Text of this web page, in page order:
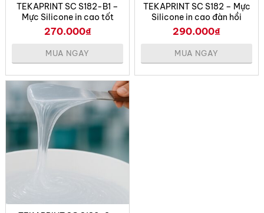
Độ nhớt
[7/0.5 rpm], 25°C)
pH: Không áp dụng
Tỷ trọng : 1.05 – 1.15 g/cm³
Độ cứng (Shore A) : 15 ± 2
Độ bền kéo : ≥ 8.0 MPa
TEKAPRINT SC S182-B1 –
Mực Silicone in cao tốt
270.000₫
MUA NGAY
TEKAPRINT SC S182 – Mực
Silicone in cao đàn hồi
290.000₫
MUA NGAY